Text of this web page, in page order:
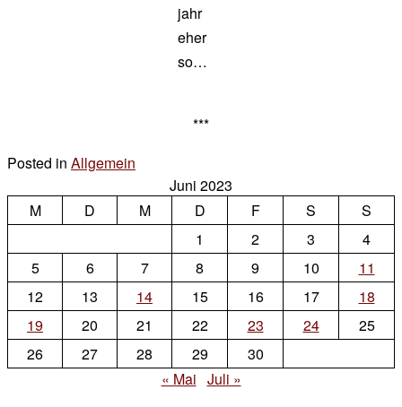
jahr
eher
so…
***
Posted in Allgemein
Comment
johanni…
Juni 2023
M
D M D F S
S
1
2 3
4
5
6 7 8 9 10
11
12
13 14 15 16 17
18
19
20 21 22 23 24
25
26
27 28 29
30
« Mai Juli »